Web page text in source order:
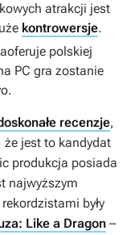
atrakcji jest
kontrowersje.
polskiej
PC gra zostanie
recenzje,
że jest to kandydat
produkcja posiada
najwyższym
były
Like a Dragon –